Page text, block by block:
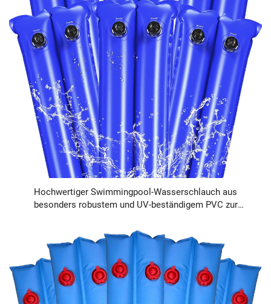
Hochwertiger Swimmingpool-Wasserschlauch aus
besonders robustem und UV-beständigem PVC zur